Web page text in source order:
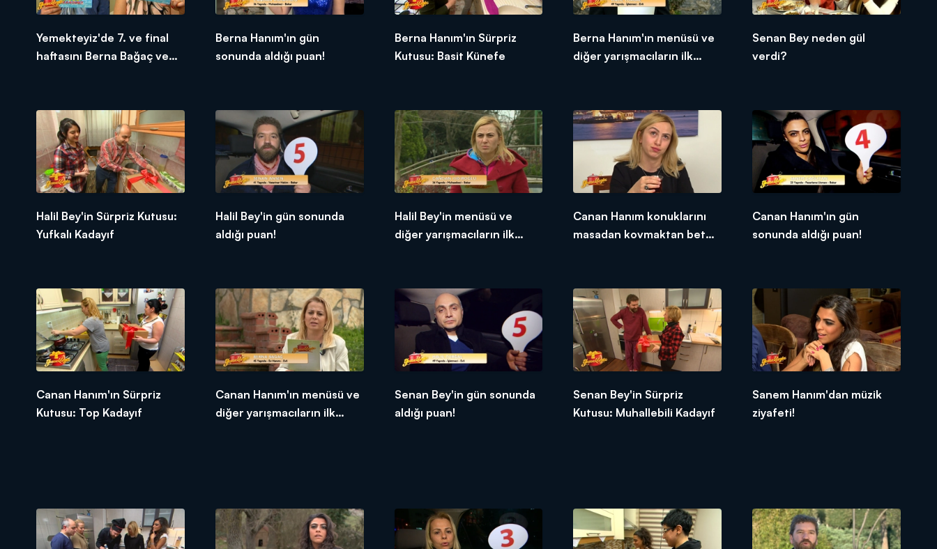
Yemekteyiz'de 7. ve final
haftasını Berna Bağaç ve
Berna Hanım'ın gün
sonunda aldığı puan!
Berna Hanım'ın Sürpriz
Kutusu: Basit Künefe
Berna Hanım'ın menüsü ve
diğer yarışmacıların ilk
Senan Bey neden gül
verdi?
Halil Bey'in Sürpriz Kutusu:
Yufkalı Kadayıf
Halil Bey'in gün sonunda
aldığı puan!
Halil Bey'in menüsü ve
diğer yarışmacıların ilk
Canan Hanım konuklarını
masadan kovmaktan beter
Canan Hanım'ın gün
sonunda aldığı puan!
Canan Hanım'ın Sürpriz
Kutusu: Top Kadayıf
Canan Hanım'ın menüsü ve
diğer yarışmacıların ilk
Senan Bey'in gün sonunda
aldığı puan!
Senan Bey'in Sürpriz
Kutusu: Muhallebili Kadayıf
Sanem Hanım'dan müzik
ziyafeti!